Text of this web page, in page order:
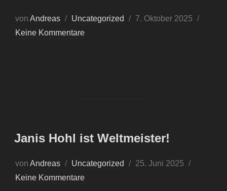
von Andreas Uncategorized
7. Oktober 2025
Keine Kommentare
Janis Hohl ist Weltmeister!
von Andreas Uncategorized
25. Juni 2025
Keine Kommentare